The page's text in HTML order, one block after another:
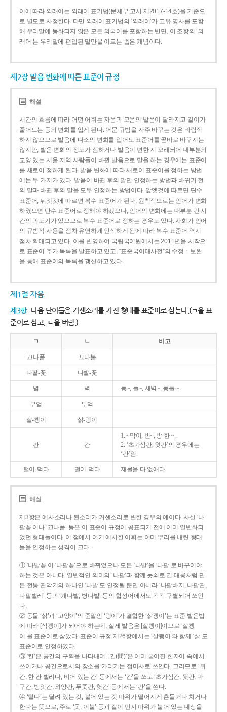
이에 따라 외래어는 외래어 표기법(문체부 고시 제2017-14호)을 기준으
로 별도로 사정한다. 다만 외래어 표기법의 ‘외래어’가 고유 명사를 포함
해 우리말에 동화되지 않은 모든 외국어를 포함하는 반면, 이 조항의 ‘외
래어’는 우리말에 편입된 말만을 이르는 좁은 개념이다.
제2장 발음 변화에 따른 표준어 규정
해설
시간의 흐름에 따라 어떤 어휘는 자음과 모음의 발음이 달라지고 길이가
줄어드는 등의 변화를 입게 된다. 어문 규범을 자주 바꾸는 것은 바람직
하지 않으므로 발음에 다소의 변화를 입어도 표준어를 곧바로 바꾸지는
않지만, 발음 변화의 정도가 심하거나 발음이 변한 지 오래되어 대부분의
교양 있는 서울 지역 사람들이 바뀐 발음으로 말을 하는 경우에는 표준어
를 새로이 정하게 된다. 발음 변화에 따라 새로이 표준어를 정하는 방법
에는 두 가지가 있다. 발음이 바뀐 후의 말만 인정하는 방법과 바뀌기 전
의 말과 바뀐 후의 말을 모두 인정하는 방법이다. 앞엣것에 따르면 단수
표준어, 뒤엣것에 따르면 복수 표준어가 된다. 원칙적으로는 언어가 변화
하였으면 단수 표준어로 정해야 하겠으나, 언어의 변화에는 대부분 긴 시
간의 과도기가 있으므로 복수 표준어로 정하는 경우도 있다. 사회가 언어
의 규범적 사용을 점차 유연하게 인식하게 됨에 따라 복수 표준어 역시
점차 확대되고 있다. 이를 반영하여 국립국어원에서는 2011년을 시작으
로 표준어 추가 목록을 발표하고 있고, “표준국어대사전”의 수정ㆍ보완
을 통해 표준어의 목록을 갱신하고 있다.
제1절 자음
제3항 다음 단어들은 거센소리를 가진 형태를 표준어로 삼는다.(ㄱ을 표
준어로 삼고, ㄴ을 버림.)
ㄱ ㄴ 비고
끄나풀 끄나불
나팔-꽃 나발-꽃
녘 녁 동~, 들~, 새벽~, 동틀 ~.
부엌 부억
살-쾡이 삵-괭이
칸 간
1. ~막이, 빈~, 방 한 ~.
2. ‘초가삼간, 윗간’의 경우에는
‘간’임.
털어-먹다 떨어-먹다 재물을 다 없애다.
해설
제3항은 예사소리나 된소리가 거센소리로 변한 경우의 예이다. 사실 ‘나
팔꽃’이나 ‘끄나풀’ 등은 이 표준어 규정이 공표되기 전에 이미 일반화되
었던 형태들이다. 이 점에서 여기 예시한 어휘는 이미 뿌리를 내린 형태
들을 인정하는 성격이 크다.
① ‘나발꽃’이 ‘나팔꽃’으로 바뀌었으나 모든 ‘나발’을 ‘나팔’로 바꾸어야
하는 것은 아니다. 일반적인 의미의 ‘나팔’과 함께 놋쇠로 긴 대롱처럼 만
든 전통 관악기의 하나인 ‘나발’도 인정될 뿐만 아니라 ‘나팔바지, 나팔관,
나팔벌레’ 등과 ‘개나발, 병나발’ 등의 합성어에서도 각각 구별되어 쓰인
다.
② 동물 ‘삵’과 ‘고양이’의 준말인 ‘괭이’가 결합한 ‘삵괭이’는 표준 발음법
에 따라 [삭꽹이]가 되어야 하는데, 실제 발음은 [살쾡이]이므로 ‘살쾡
이’를 표준어로 삼았다. 표준어 규정 제26항에서는 ‘살쾡이’와 함께 ‘삵’도
표준어로 인정하였다.
③ ‘칸’은 공간의 구획을 나타내며, ‘간(間)’은 이미 굳어진 한자어 속에서
쓰이거나 공간으로서의 장소를 가리키는 접미사로 쓰인다. 그러므로 ‘위
칸, 한 칸 벌리다, 비어 있는 칸’ 등에서는 ‘칸’을 쓰고 ‘초가삼간, 뒷간, 마
구간, 방앗간, 외양간, 푸줏간, 헛간’ 등에서는 ‘간’을 쓴다.
④ ‘털다’는 달려 있는 것, 붙어 있는 것 따위가 떨어지게 흔들거나 치거나
한다는 뜻으로, 주로 ‘옷, 이불’ 등과 같이 먼지 따위가 붙어 있는 대상을